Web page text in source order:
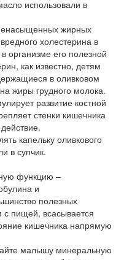
использовали в
жирных
холестерина в
организме его полезной
как известно, детям
в оливковом
жиры грудного молока.
развитие костной
стенки кишечника
капельку оливкового
в супчик.
функцию –
и
полезных
с пищей, всасывается
кишечника напрямую
малышу минеральную